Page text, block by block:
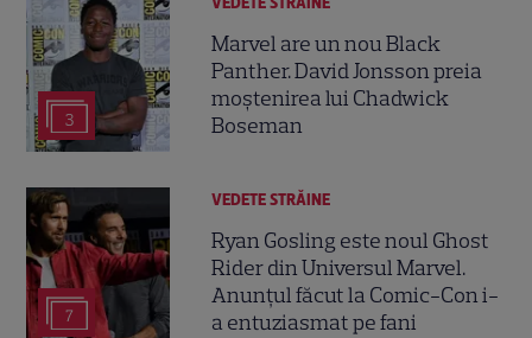
3
Marvel are un nou Black
Panther. David Jonsson preia
moștenirea lui Chadwick
Boseman
7
VEDETE STRĂINE
Ryan Gosling este noul Ghost
Rider din Universul Marvel.
Anunțul făcut la Comic-Con i-
a entuziasmat pe fani